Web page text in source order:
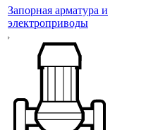
Запорная арматура и
электроприводы